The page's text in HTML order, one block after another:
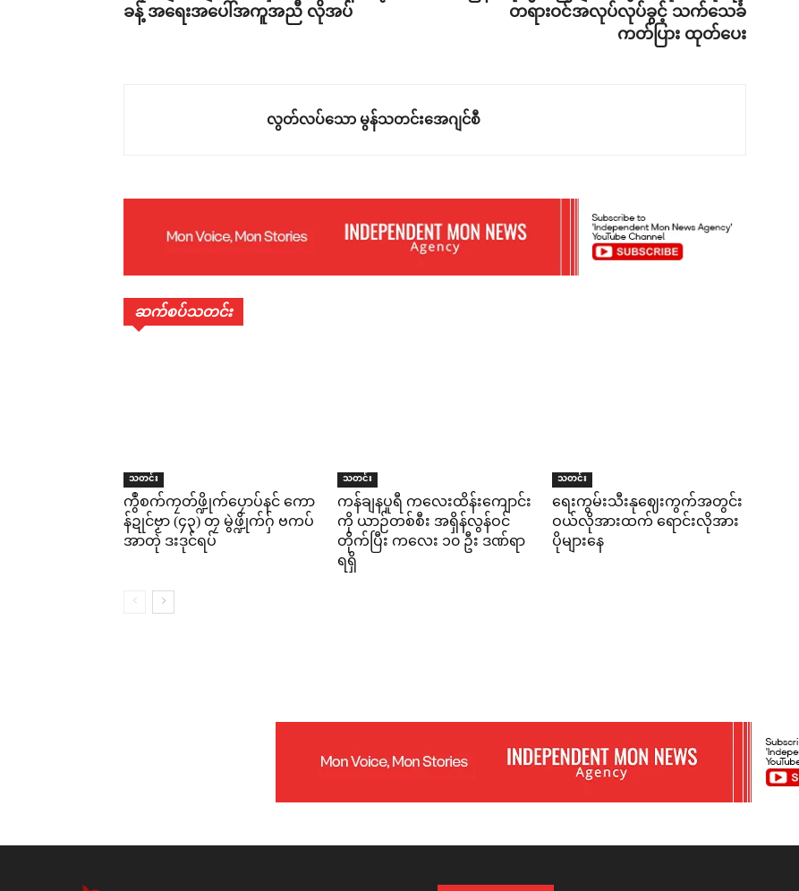
ခန့် အရေးအပေါ်အကူအညီ လိုအပ်
တရားဝင်အလုပ်လုပ်ခွင့် သက်သေခံ
ကတ်ပြား ထုတ်ပေး
လွတ်လပ်သော မွန်သတင်းအေဂျင်စီ
ဆက်စပ်သတင်း
သတင်း
ကွဳစက်ကၠတ်ဖ္ဍိုက်ပၠောပ်နင် ကော
န်ဍုင်ဗၟာ (၄၃) တၠ မွဲဖ္ဍိုက်ဂှ် ဗကပ်
အာတုဲ ဒးဒုင်ရပ်
သတင်း
ကန်ချနပူရီ ကလေးထိန်းကျောင်း
ကို ယာဉ်တစ်စီး အရှိန်လွန်ဝင်
တိုက်ပြီး ကလေး ၁၀ ဦး ဒဏ်ရာ
ရရှိ
သတင်း
ရေးကွမ်းသီးနုဈေးကွက်အတွင်း
ဝယ်လိုအားထက် ရောင်းလိုအား
ပိုများနေ